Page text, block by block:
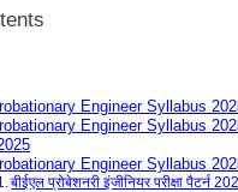
Engineer Syllabus
Engineer Syllabus 2025:
Engineer Syllabus
बीईएल प्रोबेशनरी इंजीनियर परीक्षा पैटर्न